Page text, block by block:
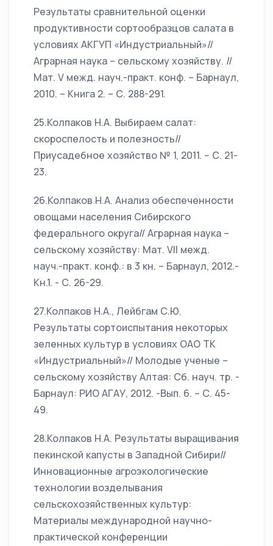
Результаты сравнительной оценки
продуктивности сортообразцов салата в
условиях АКГУП «Индустриальный»//
Аграрная наука – сельскому хозяйству. //
Мат. V межд. науч.-практ. конф. – Барнаул,
2010. – Книга 2. – С. 288-291.
25.Колпаков Н.А. Выбираем салат:
скороспелость и полезность//
Приусадебное хозяйство № 1, 2011. – С. 21-
23.
26.Колпаков Н.А. Анализ обеспеченности
овощами населения Сибирского
федерального округа// Аграрная наука –
сельскому хозяйству: Мат. VII межд.
науч.-практ. конф.: в 3 кн. – Барнаул, 2012.-
Кн.1. - С. 26-29.
27.Колпаков Н.А., Лейбгам С.Ю.
Результаты сортоиспытания некоторых
зеленных культур в условиях ОАО ТК
«Индустриальный»// Молодые ученые –
сельскому хозяйству Алтая: Сб. науч. тр. -
Барнаул: РИО АГАУ, 2012. -Вып. 6. – С. 45-
49.
28.Колпаков Н.А. Результаты выращивания
пекинской капусты в Западной Сибири//
Инновационные агроэкологические
технологии возделывания
сельскохозяйственных культур:
Материалы международной научно-
практической конференции